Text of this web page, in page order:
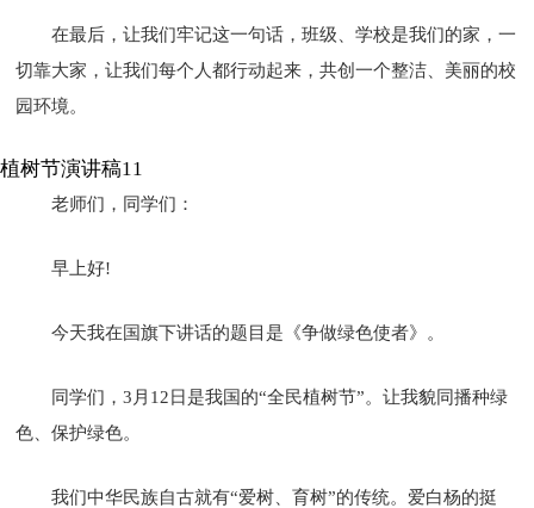
在最后，让我们牢记这一句话，班级、学校是我们的家，一
切靠大家，让我们每个人都行动起来，共创一个整洁、美丽的校
园环境。
植树节演讲稿11
老师们，同学们：
早上好!
今天我在国旗下讲话的题目是《争做绿色使者》。
同学们，3月12日是我国的“全民植树节”。让我貌同播种绿
色、保护绿色。
我们中华民族自古就有“爱树、育树”的传统。爱白杨的挺